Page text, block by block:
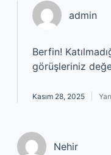
admin
Berfin!
görüşleriniz
Kasım 28, 2025
Nehir